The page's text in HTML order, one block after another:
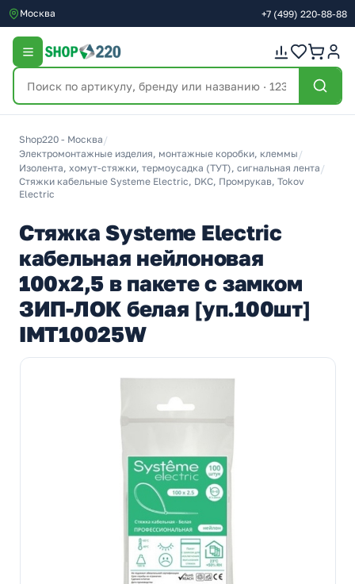
Москва +7 (499) 220-88-88
Shop220 - Москва /
Электромонтажные изделия, монтажные коробки, клеммы /
Изолента, хомут-стяжки, термоусадка (ТУТ), сигнальная лента /
Стяжки кабельные Systeme Electric, DKC, Промрукав, Tokov
Electric
Стяжка Systeme Electric
кабельная нейлоновая
100х2,5 в пакете с замком
ЗИП-ЛОК белая [уп.100шт]
IMT10025W